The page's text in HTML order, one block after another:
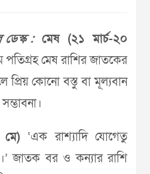
ডেস্ক :মেষ (২১ মার্চ-২০
পতিগ্রহ মেষ রাশির জাতকের
প্রিয় কোনো বস্তু বা মূল্যবান
‘এক রাশ্যাদি যোগেতু
জাতক বর ও কন্যার রাশি